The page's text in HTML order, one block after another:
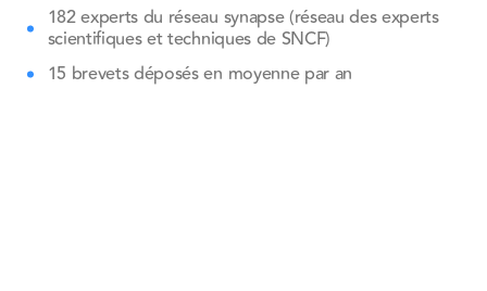
182 experts du réseau synapse (réseau des experts
scientifiques et techniques de SNCF)
15 brevets déposés en moyenne par an